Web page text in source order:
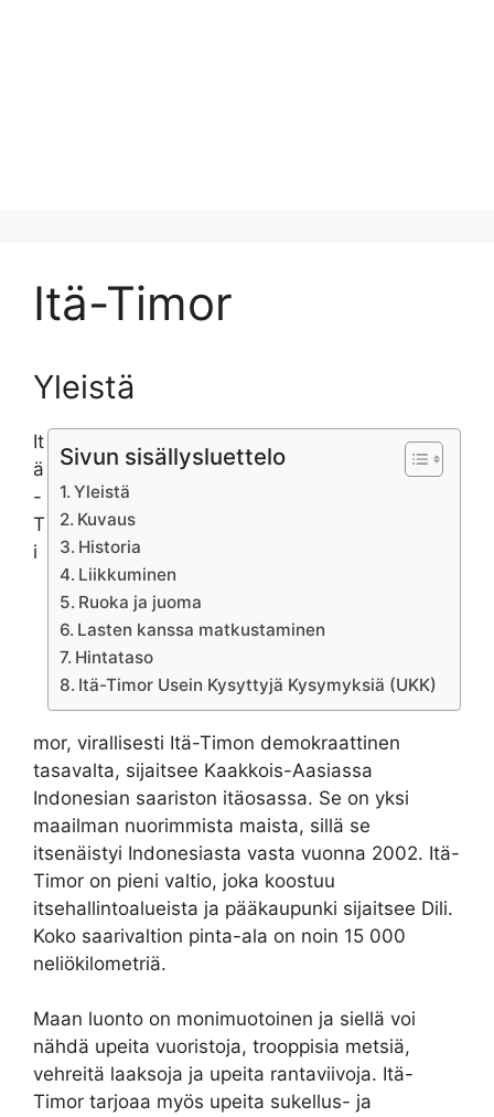
Itä-Timor
Yleistä
Sivun sisällysluettelo
Yleistä
Kuvaus
Historia
Liikkuminen
Ruoka ja juoma
Lasten kanssa matkustaminen
Hintataso
Itä-Timor Usein Kysyttyjä Kysymyksiä (UKK)
It
ä
-
T
i
mor, virallisesti Itä-Timon demokraattinen
tasavalta, sijaitsee Kaakkois-Aasiassa
Indonesian saariston itäosassa. Se on yksi
maailman nuorimmista maista, sillä se
itsenäistyi Indonesiasta vasta vuonna 2002. Itä-
Timor on pieni valtio, joka koostuu
itsehallintoalueista ja pääkaupunki sijaitsee Dili.
Koko saarivaltion pinta-ala on noin 15 000
neliökilometriä.
Maan luonto on monimuotoinen ja siellä voi
nähdä upeita vuoristoja, trooppisia metsiä,
vehreitä laaksoja ja upeita rantaviivoja. Itä-
Timor tarjoaa myös upeita sukellus- ja